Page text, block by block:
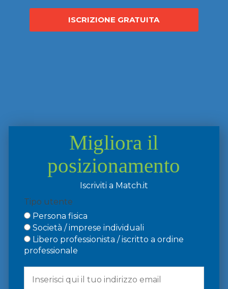
ISCRIZIONE GRATUITA
Migliora il
posizionamento
Iscriviti a Match.it
Tipo utente
Persona fisica
Società / imprese individuali
Libero professionista / iscritto a ordine
professionale